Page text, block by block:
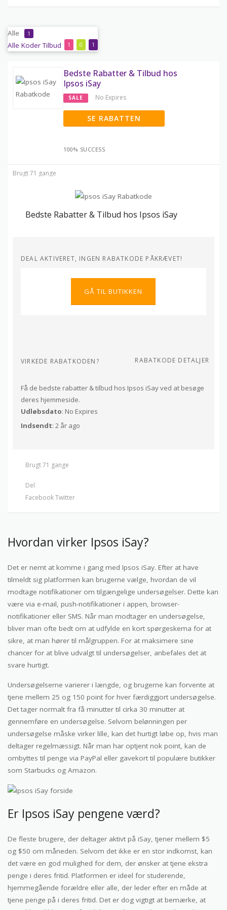
Alle 1
Alle 1
Koder 0
Tilbud 1
Bedste Rabatter & Tilbud hos
Ipsos iSay
SALE No Expires
SE RABATTEN
100% SUCCESS
Brugt 71 gange
Bedste Rabatter & Tilbud hos Ipsos iSay
DEAL AKTIVERET, INGEN RABATKODE PÅKRÆVET!
GÅ TIL BUTIKKEN
VIRKEDE RABATKODEN? RABATKODE DETALJER
Få de bedste rabatter & tilbud hos Ipsos iSay ved at besøge
deres hjemmeside.
Udløbsdato: No Expires
Indsendt: 2 år ago
Brugt 71 gange
Del
FacebookTwitter
Hvordan virker Ipsos iSay?
Det er nemt at komme i gang med Ipsos iSay. Efter at have
tilmeldt sig platformen kan brugerne vælge, hvordan de vil
modtage notifikationer om tilgængelige undersøgelser. Dette kan
være via e-mail, push-notifikationer i appen, browser-
notifikationer eller SMS. Når man modtager en undersøgelse,
bliver man ofte bedt om at udfylde en kort spørgeskema for at
sikre, at man hører til målgruppen. For at maksimere sine
chancer for at blive udvalgt til undersøgelser, anbefales det at
svare hurtigt.
Undersøgelserne varierer i længde, og brugerne kan forvente at
tjene mellem 25 og 150 point for hver færdiggjort undersøgelse.
Det tager normalt fra få minutter til cirka 30 minutter at
gennemføre en undersøgelse. Selvom belønningen per
undersøgelse måske virker lille, kan det hurtigt løbe op, hvis man
deltager regelmæssigt. Når man har optjent nok point, kan de
ombyttes til penge via PayPal eller gavekort til populære butikker
som Starbucks og Amazon.
Er Ipsos iSay pengene værd?
De fleste brugere, der deltager aktivt på iSay, tjener mellem $5
og $50 om måneden. Selvom det ikke er en stor indkomst, kan
det være en god mulighed for dem, der ønsker at tjene ekstra
penge i deres fritid. Platformen er ideel for studerende,
hjemmegående forældre eller alle, der leder efter en måde at
tjene penge på i deres fritid. Det er dog vigtigt at bemærke, at